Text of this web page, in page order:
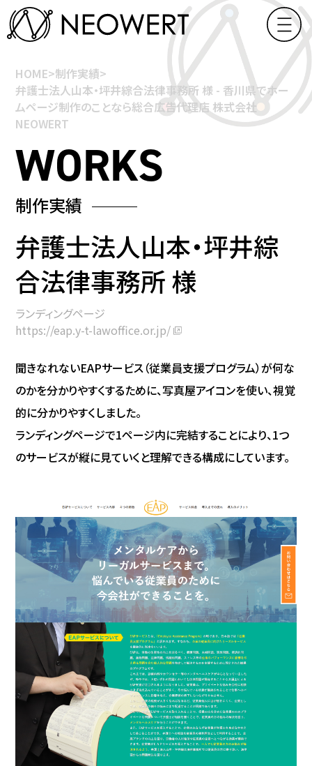
HOME>制作実績>
弁護士法人山本・坪井綜合法律事務所 様 - 香川県でホー
ムページ制作のことなら総合広告代理店 株式会社
NEOWERT
制作実績
弁護士法人山本・坪井綜
合法律事務所 様
ランディングページ
https://eap.y-t-lawoffice.or.jp/
聞きなれないEAPサービス（従業員支援プログラム）が何な
のかを分かりやすくするために、写真屋アイコンを使い、視覚
的に分かりやすくしました。
ランディングページで1ページ内に完結することにより、1つ
のサービスが縦に見ていくと理解できる構成にしています。